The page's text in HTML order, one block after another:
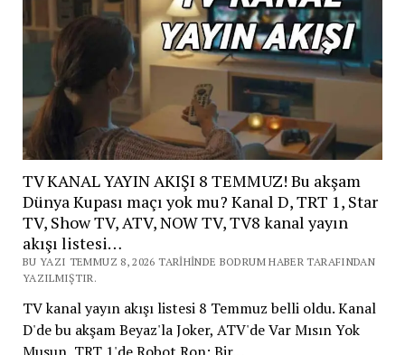
TV KANAL YAYIN AKIŞI 8 TEMMUZ! Bu akşam
Dünya Kupası maçı yok mu? Kanal D, TRT 1, Star
TV, Show TV, ATV, NOW TV, TV8 kanal yayın
akışı listesi…
BU YAZI TEMMUZ 8, 2026 TARIHINDE BODRUM HABER TARAFINDAN
YAZILMIŞTIR.
TV kanal yayın akışı listesi 8 Temmuz belli oldu. Kanal
D'de bu akşam Beyaz'la Joker, ATV'de Var Mısın Yok